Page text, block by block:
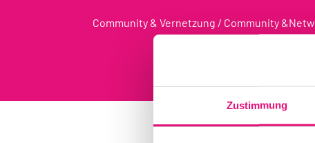
Zustimmung
Community & Vernetzung / Community